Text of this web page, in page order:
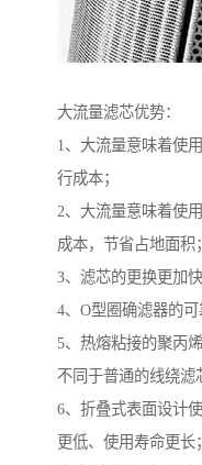
大流量滤芯优势：
1、大流量意味着使
行成本；
2、大流量意味着使
成本，节省占地面积；
3、滤芯的更换更加快
4、O型圈确滤器的可
5、热熔粘接的聚丙
不同于普通的线绕滤
6、折叠式表面设计
更低、使用寿命更长；